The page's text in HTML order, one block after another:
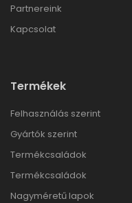
Partnereink
Kapcsolat
Termékek
Felhasználás szerint
Gyártók szerint
Termékcsaládok
Termékcsaládok
Nagyméretű lapok